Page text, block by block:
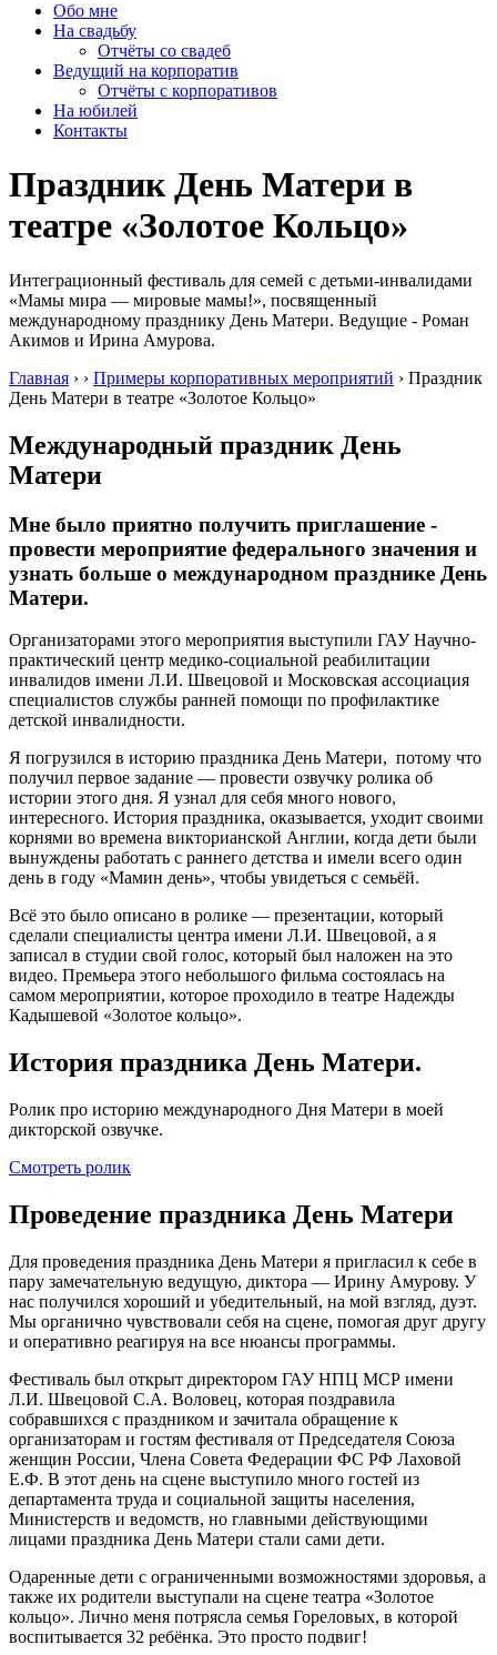
Обо мне
На свадьбу
Отчёты со свадеб
Ведущий на корпоратив
Отчёты с корпоративов
На юбилей
Контакты
Праздник День Матери в
театре «Золотое Кольцо»
Интеграционный фестиваль для семей с детьми-инвалидами
«Мамы мира — мировые мамы!», посвященный
международному празднику День Матери. Ведущие - Роман
Акимов и Ирина Амурова.
Главная › › Примеры корпоративных мероприятий › Праздник
День Матери в театре «Золотое Кольцо»
Международный праздник День
Матери
Мне было приятно получить приглашение -
провести мероприятие федерального значения и
узнать больше о международном празднике День
Матери.
Организаторами этого мероприятия выступили ГАУ Научно-
практический центр медико-социальной реабилитации
инвалидов имени Л.И. Швецовой и Московская ассоциация
специалистов службы ранней помощи по профилактике
детской инвалидности.
Я погрузился в историю праздника День Матери, потому что
получил первое задание — провести озвучку ролика об
истории этого дня. Я узнал для себя много нового,
интересного. История праздника, оказывается, уходит своими
корнями во времена викторианской Англии, когда дети были
вынуждены работать с раннего детства и имели всего один
день в году «Мамин день», чтобы увидеться с семьёй.
Всё это было описано в ролике — презентации, который
сделали специалисты центра имени Л.И. Швецовой, а я
записал в студии свой голос, который был наложен на это
видео. Премьера этого небольшого фильма состоялась на
самом мероприятии, которое проходило в театре Надежды
Кадышевой «Золотое кольцо».
История праздника День Матери.
Ролик про историю международного Дня Матери в моей
дикторской озвучке.
Смотреть ролик
Проведение праздника День Матери
Для проведения праздника День Матери я пригласил к себе в
пару замечательную ведущую, диктора — Ирину Амурову. У
нас получился хороший и убедительный, на мой взгляд, дуэт.
Мы органично чувствовали себя на сцене, помогая друг другу
и оперативно реагируя на все нюансы программы.
Фестиваль был открыт директором ГАУ НПЦ МСР имени
Л.И. Швецовой С.А. Воловец, которая поздравила
собравшихся с праздником и зачитала обращение к
организаторам и гостям фестиваля от Председателя Союза
женщин России, Члена Совета Федерации ФС РФ Лаховой
Е.Ф. В этот день на сцене выступило много гостей из
департамента труда и социальной защиты населения,
Министерств и ведомств, но главными действующими
лицами праздника День Матери стали сами дети.
Одаренные дети с ограниченными возможностями здоровья, а
также их родители выступали на сцене театра «Золотое
кольцо». Лично меня потрясла семья Гореловых, в которой
воспитывается 32 ребёнка. Это просто подвиг!